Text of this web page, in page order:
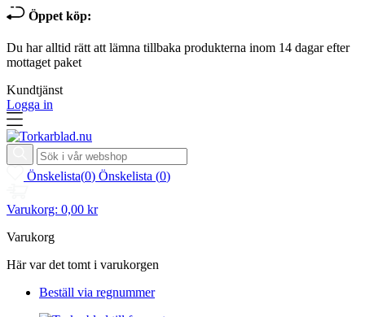
Öppet köp:
Du har alltid rätt att lämna tillbaka produkterna inom 14 dagar efter
mottaget paket
Kundtjänst
Logga in
Önskelista(0) Önskelista (0)
Varukorg: 0,00 kr
Varukorg
Här var det tomt i varukorgen
Beställ via regnummer